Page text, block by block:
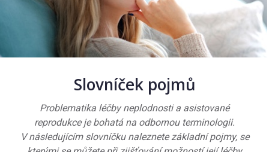
Slovníček pojmů
Problematika léčby neplodnosti a asistované
reprodukce je bohatá na odbornou terminologii.
V následujícím slovníčku naleznete základní pojmy, se